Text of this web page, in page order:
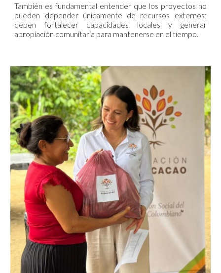
También es fundamental entender que los proyectos no
pueden depender únicamente de recursos externos;
deben fortalecer capacidades locales y generar
apropiación comunitaria para mantenerse en el tiempo.